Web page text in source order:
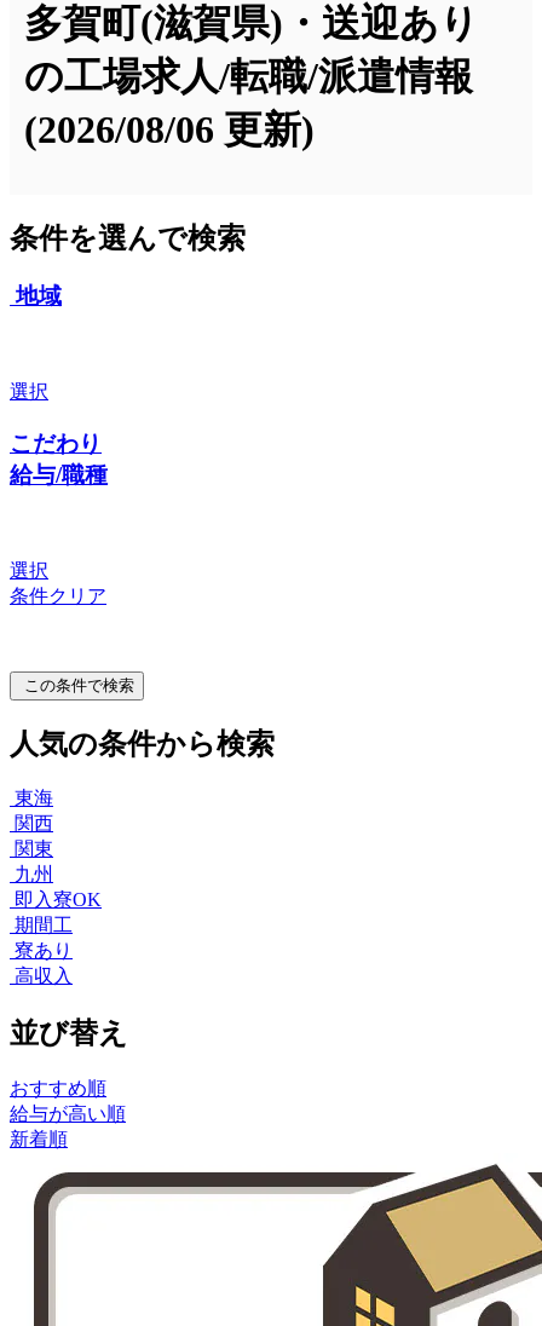
多賀町(滋賀県)・送迎あり
の工場求人/転職/派遣情報
(2026/08/06 更新)
条件を選んで検索
地域
選択
こだわり
給与/職種
選択
条件クリア
この条件で検索
人気の条件から検索
東海
関西
関東
九州
即入寮OK
期間工
寮あり
高収入
並び替え
おすすめ順
給与が高い順
新着順